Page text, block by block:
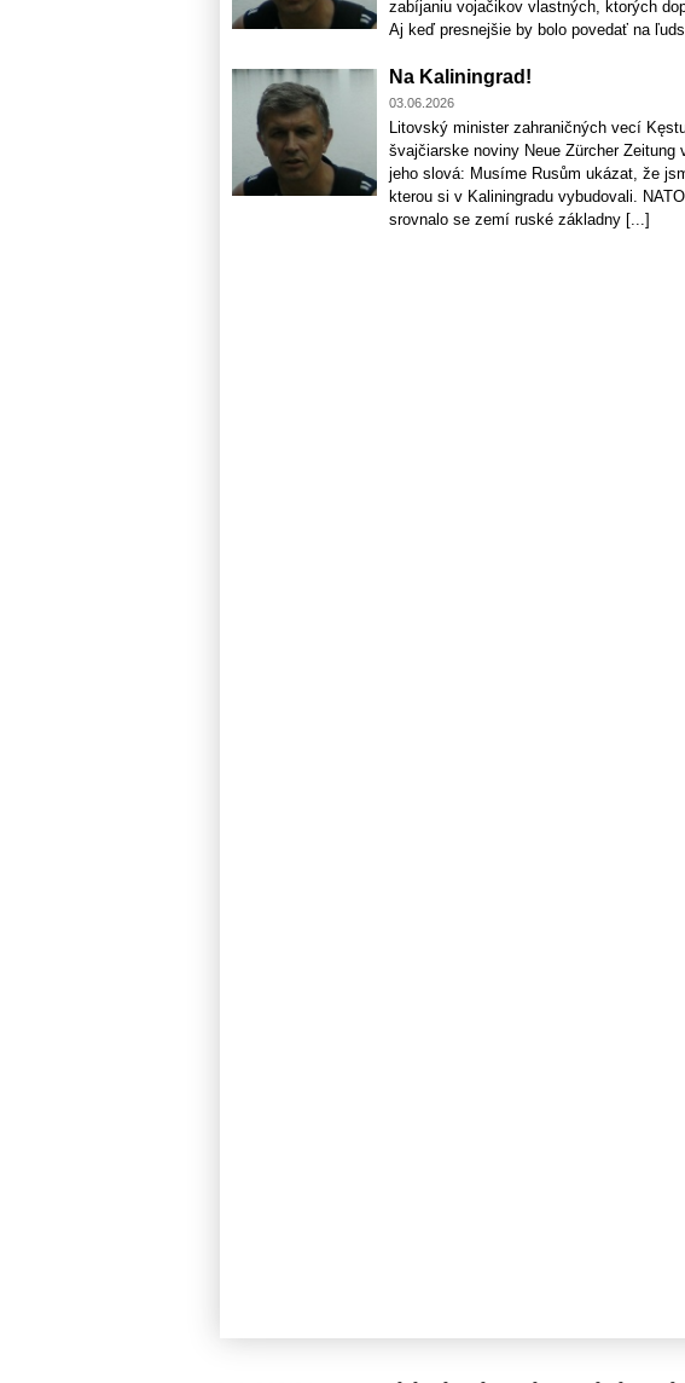
zabíjaniu vojačikov vlastných, ktorých
Aj keď presnejšie by bolo povedať na
Na Kaliningrad!
03.06.2026
Litovský minister zahraničných vecí
švajčiarske noviny Neue Zürcher
jeho slová: Musíme Rusům ukázat, že
kterou si v Kaliningradu vybudovali.
srovnalo se zemí ruské základny [...]